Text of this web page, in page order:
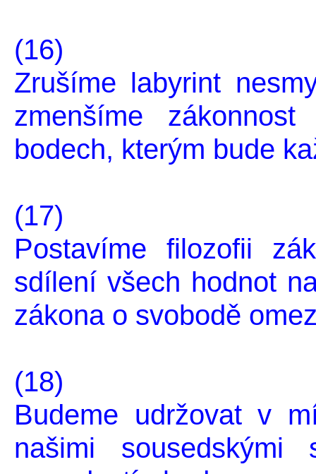
(16)
Zrušíme labyrint
zmenšíme
bodech, kterým bude
(17)
Postavíme filozofii
sdílení všech hodnot
zákona o svobodě
(18)
Budeme udržovat v
našimi